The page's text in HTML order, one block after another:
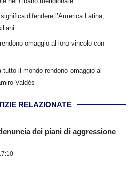
difendere l’America Latina,
omaggio al loro vincolo con
tutto il mondo rendono omaggio al
Valdés
RELAZIONATE
dei piani di aggressione